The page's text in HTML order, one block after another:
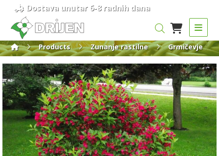
Dostava unutar 6-8 radnih dana
Products Zunanje rastilne Grmičevje